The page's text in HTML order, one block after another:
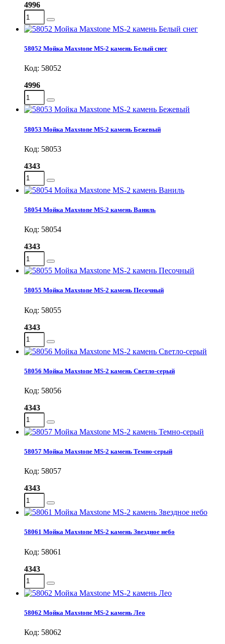
4996
58052 Мойка Maxstone MS-2 камень Белый снег
Код: 58052
4996
58053 Мойка Maxstone MS-2 камень Бежевый
Код: 58053
4343
58054 Мойка Maxstone MS-2 камень Ваниль
Код: 58054
4343
58055 Мойка Maxstone MS-2 камень Песочный
Код: 58055
4343
58056 Мойка Maxstone MS-2 камень Светло-серый
Код: 58056
4343
58057 Мойка Maxstone MS-2 камень Темно-серый
Код: 58057
4343
58061 Мойка Maxstone MS-2 камень Звездное небо
Код: 58061
4343
58062 Мойка Maxstone MS-2 камень Лео
Код: 58062